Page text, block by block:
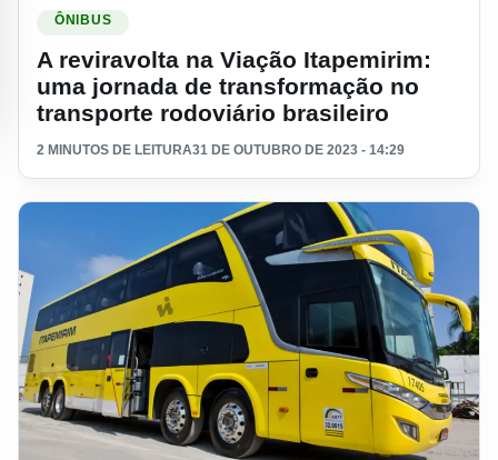
ÔNIBUS
A reviravolta na Viação Itapemirim:
uma jornada de transformação no
transporte rodoviário brasileiro
2 MINUTOS DE LEITURA31 DE OUTUBRO DE 2023 - 14:29